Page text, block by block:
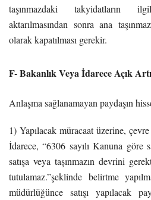
taşınmazdaki takyidatların
aktarılmasından sonra ana
olarak kapatılması gerekir.
F- Bakanlık Veya İdarece Açık
Anlaşma sağlanamayan paydaşın
1) Yapılacak müracaat üzerine,
İdarece, “6306 sayılı Kanuna göre
satışa veya taşınmazın devrini
tutulamaz.”şeklinde belirtme
müdürlüğünce satışı yapılacak